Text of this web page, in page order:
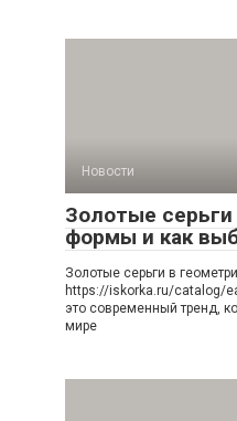
Новости
Золотые
формы и как
Золотые серьги в
https://iskorka.ru/catalog/
это современный тренд,
мире